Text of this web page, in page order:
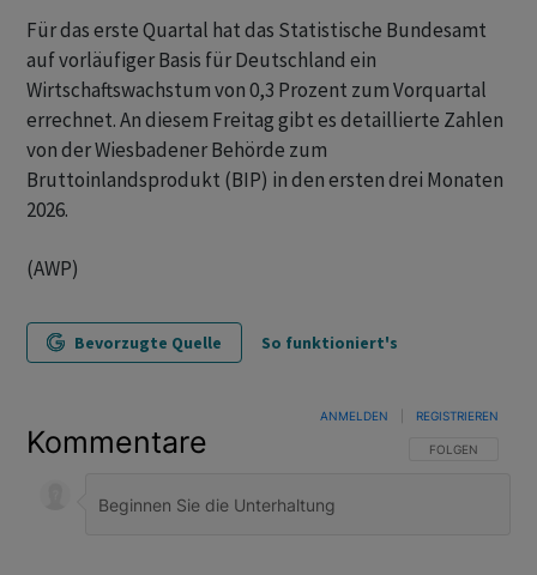
Für das erste Quartal hat das Statistische Bundesamt
auf vorläufiger Basis für Deutschland ein
Wirtschaftswachstum von 0,3 Prozent zum Vorquartal
errechnet. An diesem Freitag gibt es detaillierte Zahlen
von der Wiesbadener Behörde zum
Bruttoinlandsprodukt (BIP) in den ersten drei Monaten
2026.
(AWP)
Bevorzugte Quelle So funktioniert's
Kommentare FOLGE DIESER
FOLGEN
ANMELDEN REGISTRIEREN